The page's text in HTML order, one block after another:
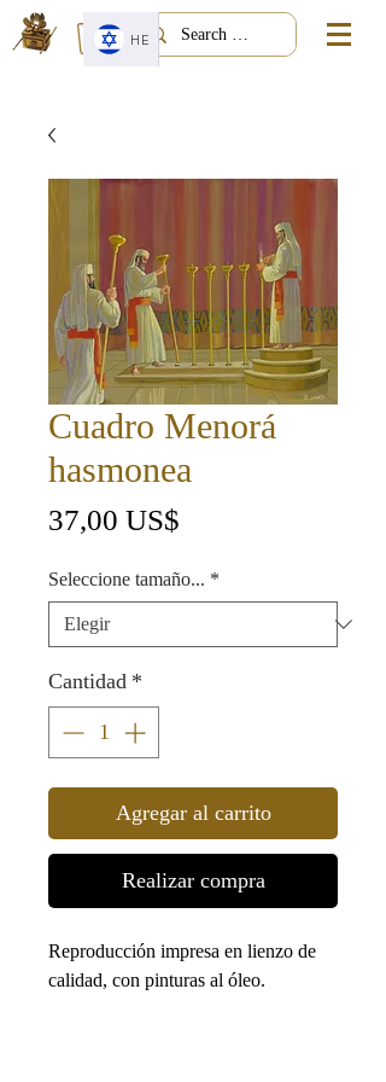
HE
Cuadro Menorá
hasmonea
37,00 US$
Seleccione tamaño... *
Cantidad *
Agregar al carrito
Realizar compra
Reproducción impresa en lienzo de
calidad, con pinturas al óleo.